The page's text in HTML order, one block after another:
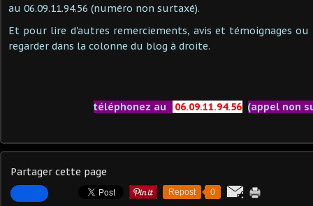
au 06.09.11.94.56 (numéro non surtaxé).
Et pour lire d'autres remerciements, avis et témoignages ou
regarder dans la colonne du blog à droite.
téléphonez au 06.09.11.94.56 (appel non
Partager cette page
Repost 0